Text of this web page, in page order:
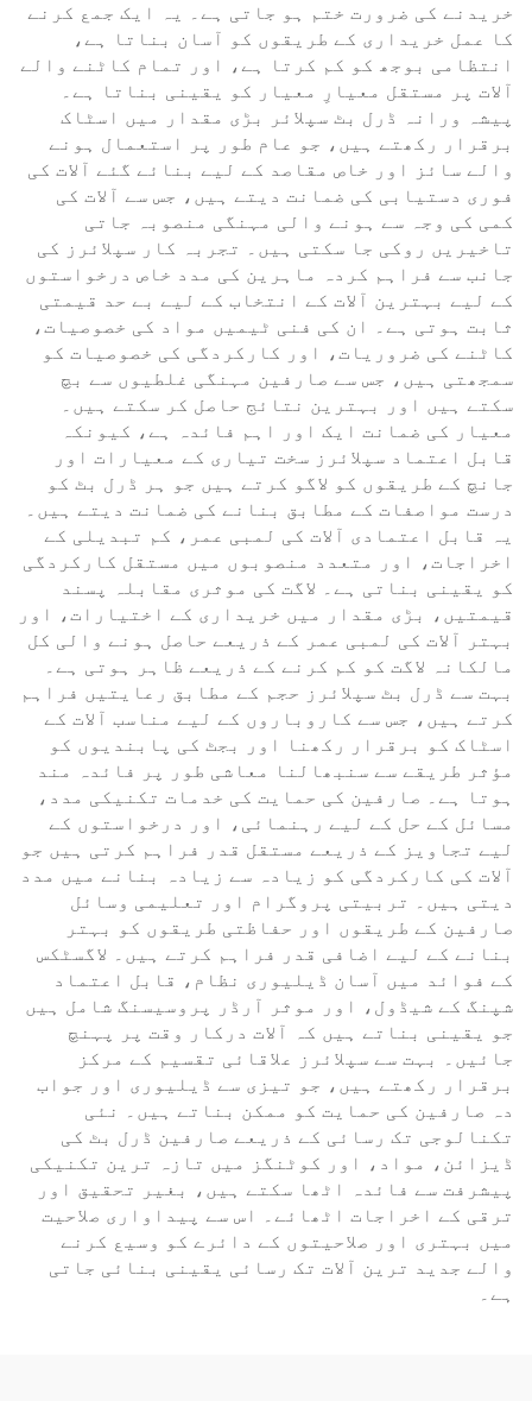
خریدنے کی ضرورت ختم ہو جاتی ہے۔ یہ ایک جمع کرنے
کا عمل خریداری کے طریقوں کو آسان بناتا ہے،
انتظامی بوجھ کو کم کرتا ہے، اور تمام کاٹنے والے
آلات پر مستقل معیارِ معیار کو یقینی بناتا ہے۔
پیشہ ورانہ ڈرل بٹ سپلائر بڑی مقدار میں اسٹاک
برقرار رکھتے ہیں، جو عام طور پر استعمال ہونے
والے سائز اور خاص مقاصد کے لیے بنائے گئے آلات کی
فوری دستیابی کی ضمانت دیتے ہیں، جس سے آلات کی
کمی کی وجہ سے ہونے والی مہنگی منصوبہ جاتی
تاخیریں روکی جا سکتی ہیں۔ تجربہ کار سپلائرز کی
جانب سے فراہم کردہ ماہرین کی مدد خاص درخواستوں
کے لیے بہترین آلات کے انتخاب کے لیے بے حد قیمتی
ثابت ہوتی ہے۔ ان کی فنی ٹیمیں مواد کی خصوصیات،
کاٹنے کی ضروریات، اور کارکردگی کی خصوصیات کو
سمجھتی ہیں، جس سے صارفین مہنگی غلطیوں سے بچ
سکتے ہیں اور بہترین نتائج حاصل کر سکتے ہیں۔
معیار کی ضمانت ایک اور اہم فائدہ ہے، کیونکہ
قابل اعتماد سپلائرز سخت تیاری کے معیارات اور
جانچ کے طریقوں کو لاگو کرتے ہیں جو ہر ڈرل بٹ کو
درست مواصفات کے مطابق بنانے کی ضمانت دیتے ہیں۔
یہ قابل اعتمادی آلات کی لمبی عمر، کم تبدیلی کے
اخراجات، اور متعدد منصوبوں میں مستقل کارکردگی
کو یقینی بناتی ہے۔ لاگت کی موثری مقابلہ پسند
قیمتیں، بڑی مقدار میں خریداری کے اختیارات، اور
بہتر آلات کی لمبی عمر کے ذریعے حاصل ہونے والی کل
مالکانہ لاگت کو کم کرنے کے ذریعے ظاہر ہوتی ہے۔
بہت سے ڈرل بٹ سپلائرز حجم کے مطابق رعایتیں فراہم
کرتے ہیں، جس سے کاروباروں کے لیے مناسب آلات کے
اسٹاک کو برقرار رکھنا اور بجٹ کی پابندیوں کو
مؤثر طریقے سے سنبھالنا معاشی طور پر فائدہ مند
ہوتا ہے۔ صارفین کی حمایت کی خدمات تکنیکی مدد،
مسائل کے حل کے لیے رہنمائی، اور درخواستوں کے
لیے تجاویز کے ذریعے مستقل قدر فراہم کرتی ہیں جو
آلات کی کارکردگی کو زیادہ سے زیادہ بنانے میں مدد
دیتی ہیں۔ تربیتی پروگرام اور تعلیمی وسائل
صارفین کے طریقوں اور حفاظتی طریقوں کو بہتر
بنانے کے لیے اضافی قدر فراہم کرتے ہیں۔ لاگسٹکس
کے فوائد میں آسان ڈیلیوری نظام، قابل اعتماد
شپنگ کے شیڈول، اور موثر آرڈر پروسیسنگ شامل ہیں
جو یقینی بناتے ہیں کہ آلات درکار وقت پر پہنچ
جائیں۔ بہت سے سپلائرز علاقائی تقسیم کے مرکز
برقرار رکھتے ہیں، جو تیزی سے ڈیلیوری اور جواب
دہ صارفین کی حمایت کو ممکن بناتے ہیں۔ نئی
تکنالوجی تک رسائی کے ذریعے صارفین ڈرل بٹ کی
ڈیزائن، مواد، اور کوٹنگز میں تازہ ترین تکنیکی
پیشرفت سے فائدہ اٹھا سکتے ہیں، بغیر تحقیق اور
ترقی کے اخراجات اٹھائے۔ اس سے پیداواری صلاحیت
میں بہتری اور صلاحیتوں کے دائرے کو وسیع کرنے
والے جدید ترین آلات تک رسائی یقینی بنائی جاتی
ہے۔